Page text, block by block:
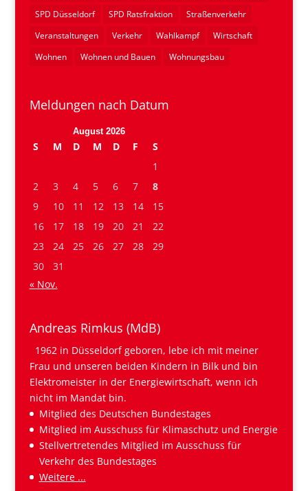
SPD Düsseldorf
SPD Ratsfraktion
Straßenverkehr
Veranstaltungen
Verkehr Wahlkampf
Wirtschaft
Wohnen
Wohnen und Bauen Wohnungsbau
Meldungen nach Datum
August 2026
S M D M D F
S
1
2
3 4 5 6 7
8
9
10 11 12 13 14
15
16
17 18 19 20 21
22
23
24 25 26 27 28
29
30
31
« Nov.
Andreas Rimkus (MdB)
1962 in Düsseldorf geboren, lebe ich mit meiner
Frau und unseren beiden Kindern in Bilk und bin
Elektromeister in der Energiewirtschaft, wenn ich
nicht im Mandat bin.
Mitglied des Deutschen Bundestages
Mitglied im Ausschuss für Klimaschutz und Energie
Stellvertretendes Mitglied im Ausschuss für
Verkehr des Bundestages
Weitere ...